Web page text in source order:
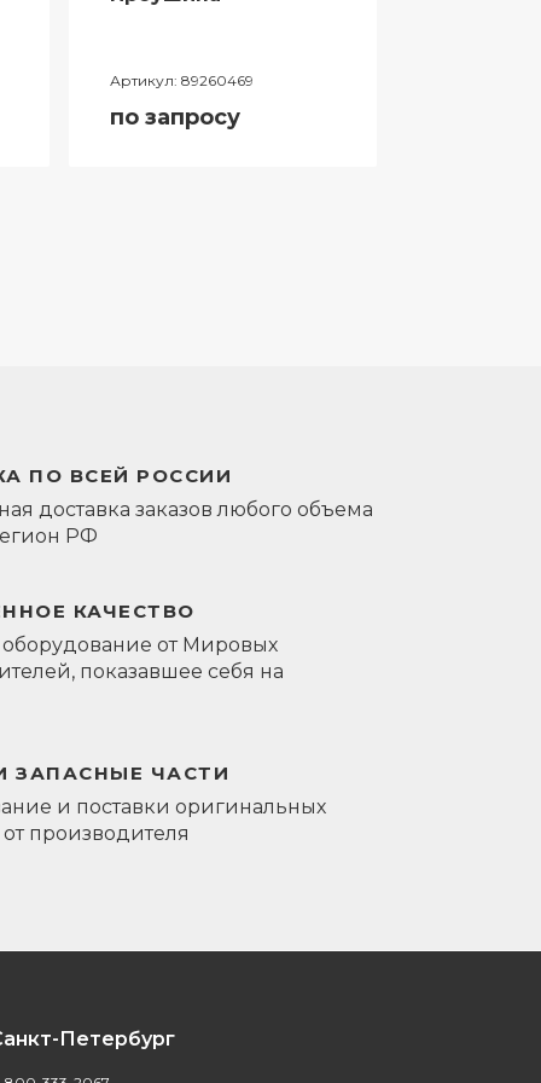
Артикул: 89260469
по запросу
ПО ВСЕЙ РОССИИ
доставка заказов любого объема
РФ
КАЧЕСТВО
оборудование от Мировых
показавшее себя на
ЗАПАСНЫЕ ЧАСТИ
и поставки оригинальных
от производителя
Петербург